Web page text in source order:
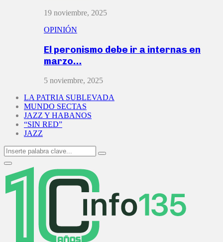
19 noviembre, 2025
OPINIÓN
El peronismo debe ir a internas en
marzo…
5 noviembre, 2025
LA PATRIA SUBLEVADA
MUNDO SECTAS
JAZZ Y HABANOS
“SIN RED”
JAZZ
Search
for:
Search
Primary
Menu